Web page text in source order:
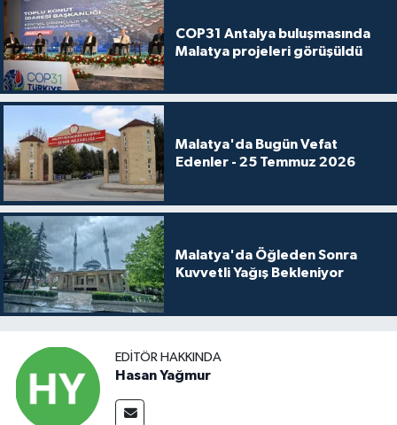
COP31 Antalya buluşmasında
Malatya projeleri görüşüldü
Malatya'da Bugün Vefat
Edenler - 25 Temmuz 2026
Malatya'da Öğleden Sonra
Kuvvetli Yağış Bekleniyor
EDITÖR HAKKINDA
Hasan Yağmur